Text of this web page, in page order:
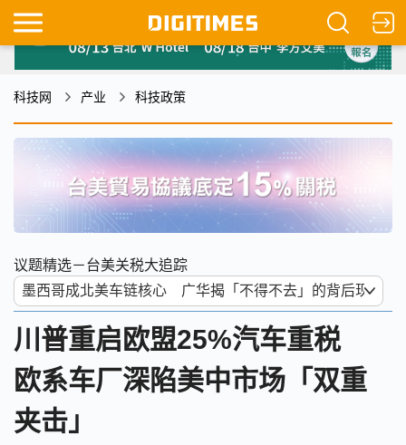
科技网 产业 科技政策
议题精选－台美关税大追踪
川普重启欧盟25%汽车重税
欧系车厂深陷美中市场「双重
夹击」